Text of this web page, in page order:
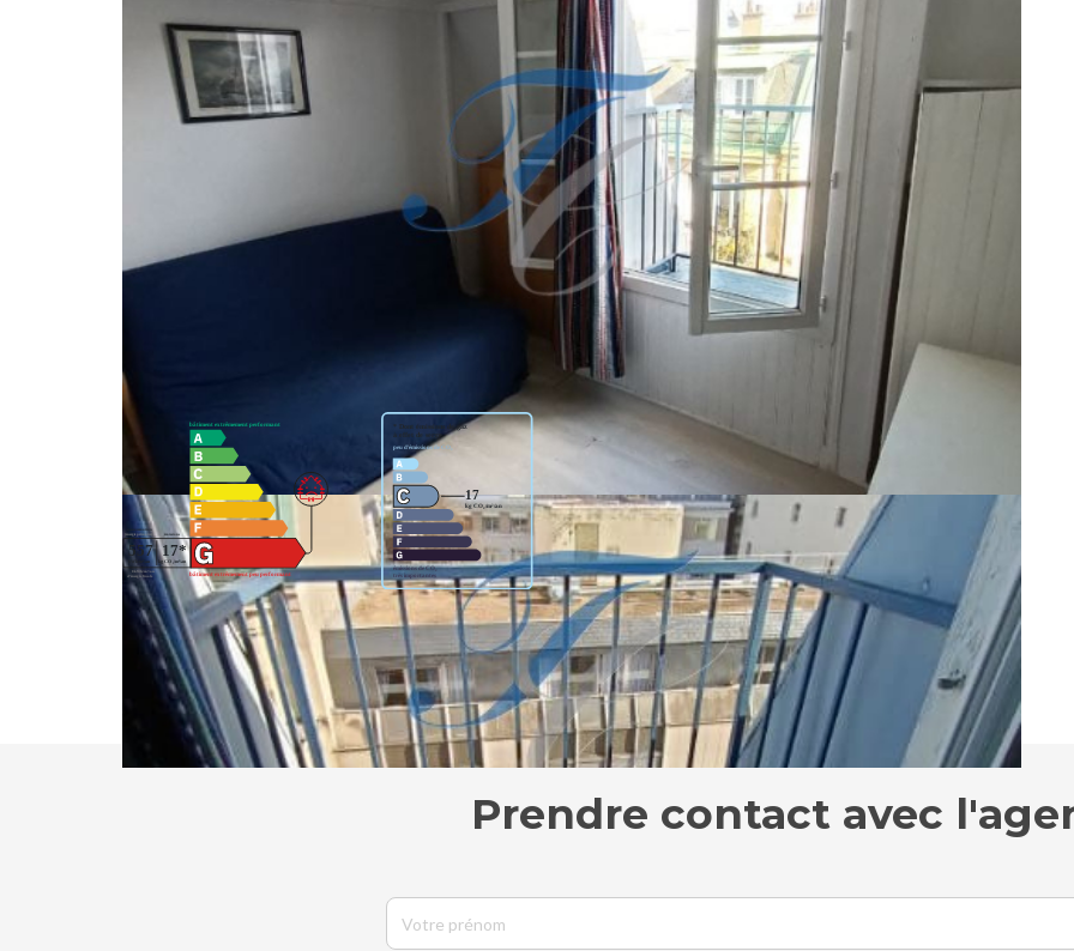
A VENDRE VICTOR HUGO-LONGCHAMP. Commerces - Sectorisation Janson de Sailly - Proximité écoles de commerce
- Fac Dauphine. Immeuble 1890 de très bon standing avec gardien. Studette 11,85 m²carrez -13 m² au sol, située dans la
partie des services au 6° étage sans asc. Bon état . Pièce à vivre avec petit balcon, vue très dégagée,. Kitchenette,
douche . wc sur le palier. faibles charges. Logement à consommation énergétique excessive. Imm géré par nos soins.
Classes DPE/GES
Logement à consommation énergétique excessive. : classe G. Montant estimé des dépenses annuelles d'énergie pour
un usage standard entre 609€ et 825€. indexées aux années 2021,2022 et 2023 (abonnement compris).
Partager :
Prendre contact avec